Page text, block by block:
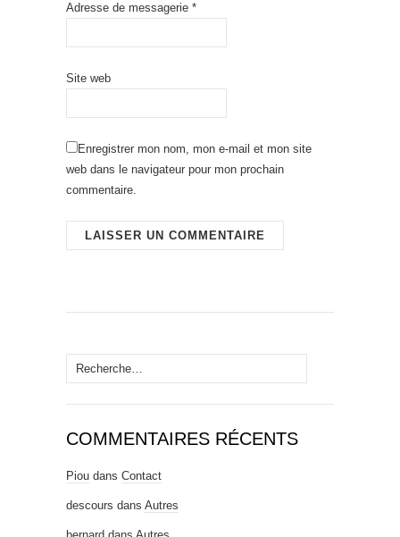
Adresse de messagerie *
Site web
Enregistrer mon nom, mon e-mail et mon site
web dans le navigateur pour mon prochain
commentaire.
Rechercher :
COMMENTAIRES RÉCENTS
Piou dans Contact
descours dans Autres